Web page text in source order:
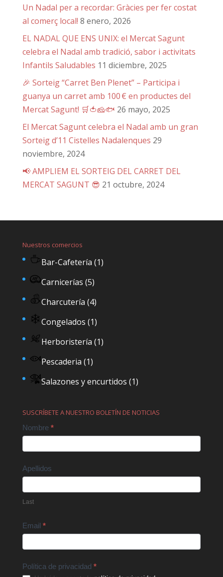
Un Nadal per a recordar: Gràcies per fer costat
al comerç local! 8 enero, 2026
EL NADAL QUE ENS UNIX: el Mercat Sagunt
celebra el Nadal amb tradició, sabor i activitats
Infantils Saludables 11 diciembre, 2025
🎉 Sorteig “Carret Ben Plenet” – Participa i
guanya un carret amb 100 € en productes del
Mercat Sagunt! 🛒🍅🧀🐟 26 mayo, 2025
El Mercat Sagunt celebra el Nadal amb un gran
Sorteig d’11 Cistelles Nadalenques 29
noviembre, 2024
📢 AMPLIEM EL SORTEIG DEL CARRET DEL
MERCAT SAGUNT 😎 21 octubre, 2024
Nuestros comercios
Bar-Cafetería (1)
Carnicerías (5)
Charcutería (4)
Congelados (1)
Herboristería (1)
Pescaderia (1)
Salazones y encurtidos (1)
SUSCRÍBETE A NUESTRO BOLETÍN DE NOTICIAS
Contact
Nombre *
Apellidos
Last
Email *
Política de privacidad *